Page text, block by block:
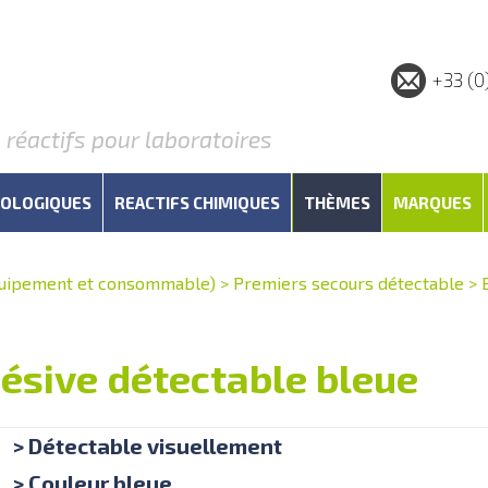
réactifs pour laboratoires
+33
REACTIFS CHIMIQUES THÈMES MARQUES
et consommable) > Premiers secours détectable >
détectable bleue
> Détectable visuellement
> Couleur bleue